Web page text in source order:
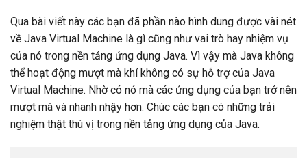
Qua bài viết này các bạn đã phần nào hình dung được vài nét
về Java Virtual Machine là gì cũng như vai trò hay nhiệm vụ
của nó trong nền tảng ứng dụng Java. Vì vậy mà Java không
thể hoạt động mượt mà khí không có sự hỗ trợ của Java
Virtual Machine. Nhờ có nó mà các ứng dụng của bạn trở nên
mượt mà và nhanh nhậy hơn. Chúc các bạn có những trải
nghiệm thật thú vị trong nền tảng ứng dụng của Java.